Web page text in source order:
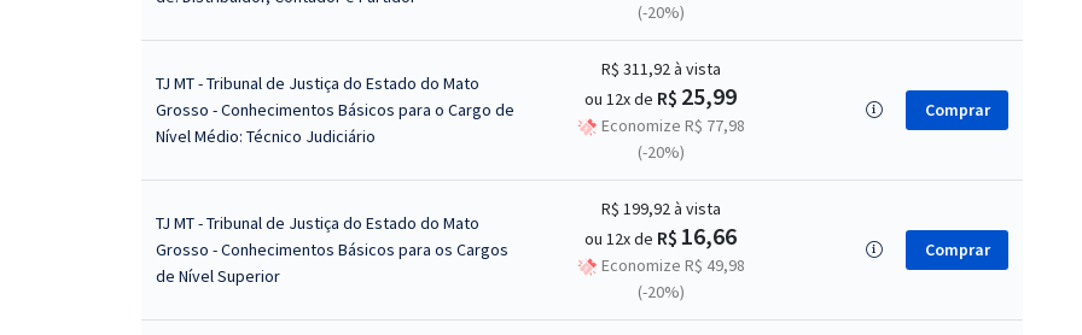
(-20%)
TJ MT - Tribunal de Justiça do Estado do Mato
Grosso - Conhecimentos Básicos para o Cargo de
Nível Médio: Técnico Judiciário
R$ 311,92à vista
ou 12x de R$ 25,99
Economize R$ 77,98
(-20%)
Comprar
TJ MT - Tribunal de Justiça do Estado do Mato
Grosso - Conhecimentos Básicos para os Cargos
de Nível Superior
R$ 199,92à vista
ou 12x de R$ 16,66
Economize R$ 49,98
(-20%)
Comprar